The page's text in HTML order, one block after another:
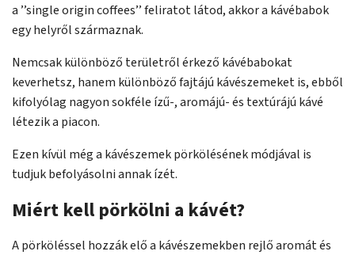
a ’’single origin coffees’’ feliratot látod, akkor a kávébabok
egy helyről származnak.
Nemcsak különböző területről érkező kávébabokat
keverhetsz, hanem különböző fajtájú kávészemeket is, ebből
kifolyólag nagyon sokféle ízű-, aromájú- és textúrájú kávé
létezik a piacon.
Ezen kívül még a kávészemek pörkölésének módjával is
tudjuk befolyásolni annak ízét.
Miért kell pörkölni a kávét?
A pörköléssel hozzák elő a kávészemekben rejlő aromát és